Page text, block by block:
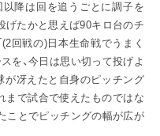
以降は回を追うごとに調子を
げたかと思えば90キロ台のチ
(2回戦の)日本生命戦でうまく
を、今日は思い切って投げよ
が冴えたと自身のピッチング
まで試合で使えたものではな
ことでピッチングの幅が広が